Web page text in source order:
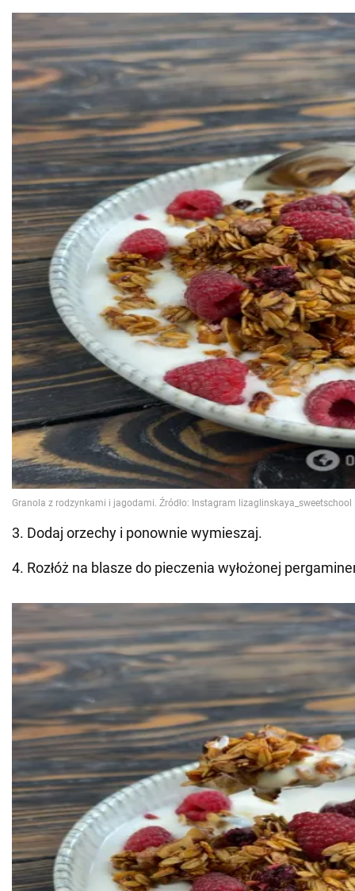
3. Dodaj orzechy i ponownie wymieszaj.
4. Rozłóż na blasze do pieczenia wyłożonej